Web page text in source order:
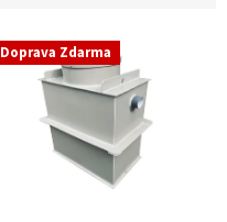
Doprava Zdarma